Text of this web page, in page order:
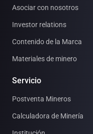
Asociar con nosotros
Investor relations
Contenido de la Marca
Materiales de minero
Servicio
Postventa Mineros
Calculadora de Minería